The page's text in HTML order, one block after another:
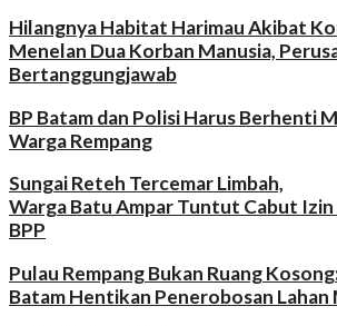
Hilangnya Habitat Harimau Akibat
Menelan Dua Korban Manusia,
Bertanggungjawab
BP Batam dan Polisi Harus Berhenti
Warga Rempang
Sungai Reteh Tercemar Limbah,
Warga Batu Ampar Tuntut Cabut Izin
BPP
Pulau Rempang Bukan Ruang
Batam Hentikan Penerobosan Lahan